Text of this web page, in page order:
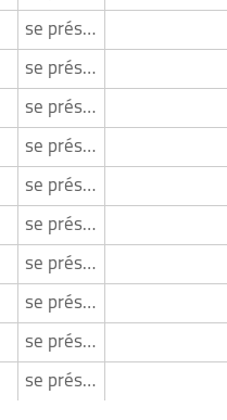
se présente
se présente
se présente
se présente
se présente
se présente
se présente
se présente
se présente
se présente